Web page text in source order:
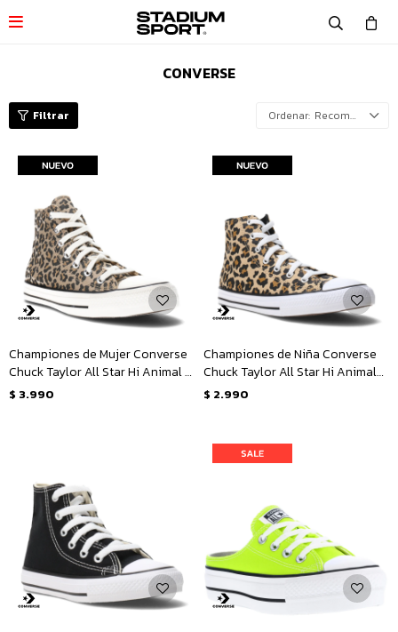

CONVERSE
Recomendados
Championes de Mujer Converse
Chuck Taylor All Star Hi Animal -
Animal Print
$ 3.990
Championes de Niña Converse
Chuck Taylor All Star Hi Animal
Junior - Animal Print
$ 2.990